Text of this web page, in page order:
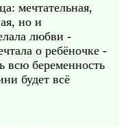
мечтательная,
но и
любви -
о ребёночке -
всю беременность
будет всё